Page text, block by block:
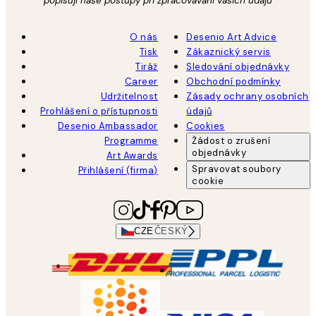
O nás
Tisk
Tiráž
Career
Udržitelnost
Prohlášení o přístupnosti
Desenio Ambassador
Programme
Art Awards
Přihlášení (firma)
Desenio Art Advice
Zákaznický servis
Sledování objednávky
Obchodní podmínky
Zásady ochrany osobních
údajů
Cookies
Žádost o zrušení
objednávky
Spravovat soubory
cookie
CZEČESKÝ